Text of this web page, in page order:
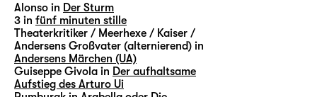
Alonso in Der Sturm
3 in fünf minuten stille
Theaterkritiker / Meerhexe / Kaiser /
Andersens Großvater (alternierend) in
Andersens Märchen (UA)
Guiseppe Givola in Der aufhaltsame
Aufstieg des Arturo Ui